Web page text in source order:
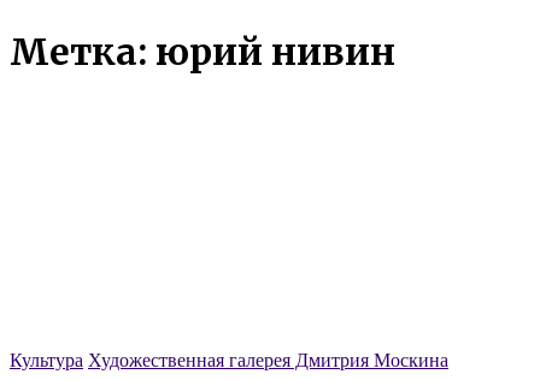
Метка: юрий нивин
Культура Художественная галерея Дмитрия Москина